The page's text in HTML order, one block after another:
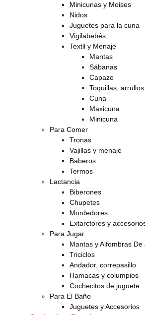
Minicunas y Moises
Nidos
Juguetes para la cuna
Vigilabebés
Textil y Menaje
Mantas
Sábanas
Capazo
Toquillas,
Cuna
Maxicuna
Minicuna
Para Comer
Tronas
Vajillas y menaje
Baberos
Termos
Lactancia
Biberones
Chupetes
Mordedores
Extarctores y
Para Jugar
Mantas y Alfombras De
Triciclos
Andador, correpasillo
Hamacas y columpios
Cochecitos de juguete
Para El Baño
Juguetes y Accesorios